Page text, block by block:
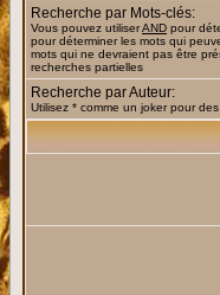
Recherche par Mots-clés:
Vous pouvez utiliserAND pour
pour déterminer les mots qui
mots qui ne devraient pas être
recherches partielles
Recherche par Auteur:
Utilisez * comme un joker pour